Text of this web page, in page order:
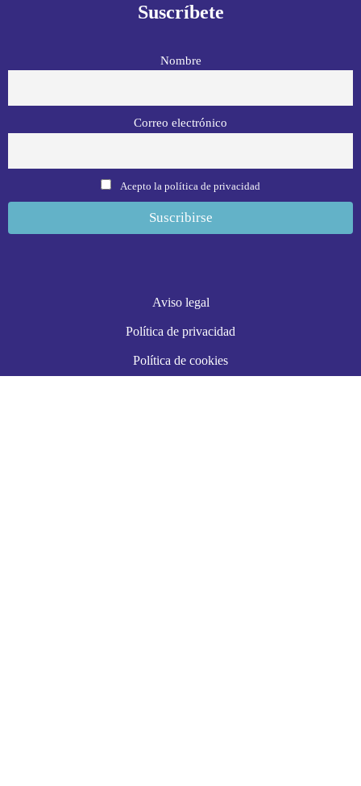
Suscríbete
Nombre
Correo electrónico
Acepto la política de privacidad
Aviso legal
Política de privacidad
Política de cookies